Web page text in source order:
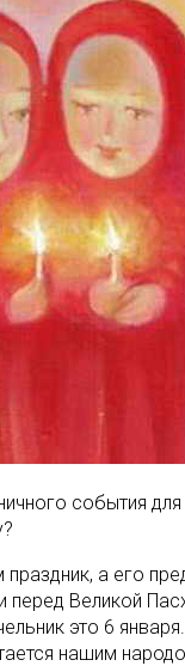
события
а его
Великой
это 6
нашим